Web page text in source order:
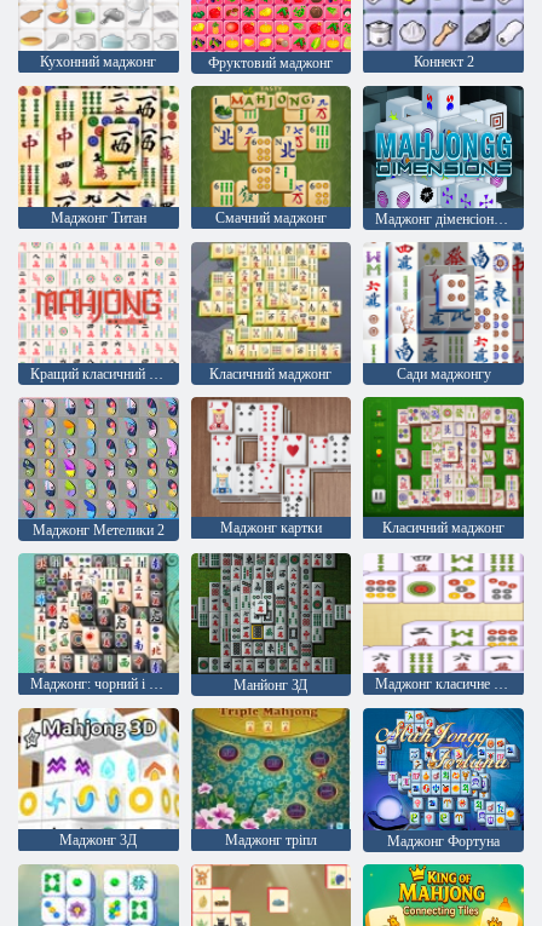
Кухонний маджонг Фруктовий маджонг Коннект 2
Маджонг Титан Смачний маджонг Маджонг діменсіонс 15 хвилин
Класичний маджонг Сади маджонгу
Маджонг Метелики 2 Маджонг картки Класичний маджонг
Маджонг: чорний і білий Манйонг ЗД Маджонг класичне поєднання
Маджонг 3Д Маджонг тріпл Маджонг Фортуна